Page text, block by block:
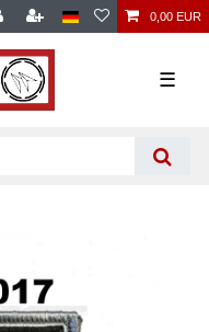
0,00 EUR
☰